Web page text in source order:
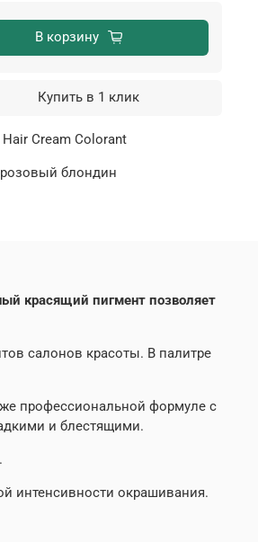
В корзину
Купить в 1 клик
Cream Colorant
розовый блондин
красящий пигмент позволяет
салонов красоты. В палитре
профессиональной формуле с
и блестящими.
интенсивности окрашивания.